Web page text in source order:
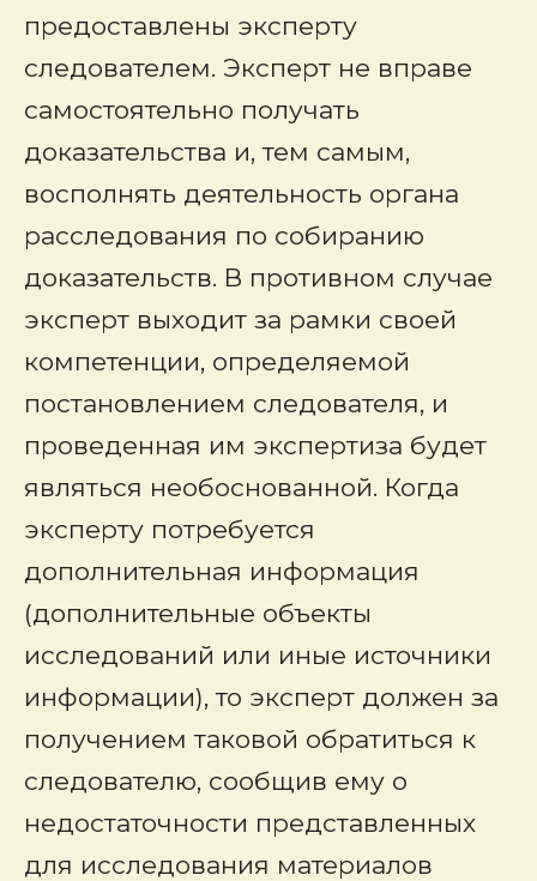
предоставлены эксперту
следователем. Эксперт не вправе
самостоятельно получать
доказательства и, тем самым,
восполнять деятельность органа
расследования по собиранию
доказательств. В противном случае
эксперт выходит за рамки своей
компетенции, определяемой
постановлением следователя, и
проведенная им экспертиза будет
являться необоснованной. Когда
эксперту потребуется
дополнительная информация
(дополнительные объекты
исследований или иные источники
информации), то эксперт должен за
получением таковой обратиться к
следователю, сообщив ему о
недостаточности представленных
для исследования материалов